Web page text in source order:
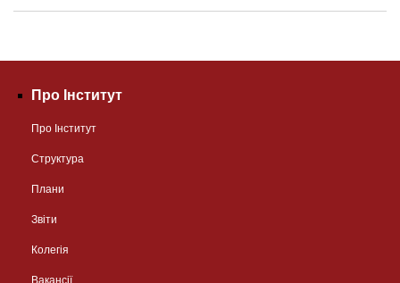
Про Інститут
Про Інститут
Структура
Плани
Звіти
Колегія
Вакансії